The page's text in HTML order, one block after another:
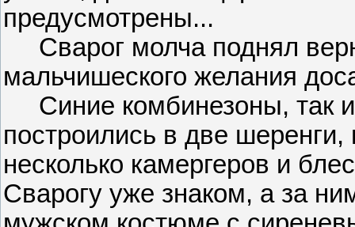
предусмотрены...
Сварог молча поднял
мальчишеского желания
Синие комбинезоны, так
построились в две
несколько камергеров и
Сварогу уже знаком, а за